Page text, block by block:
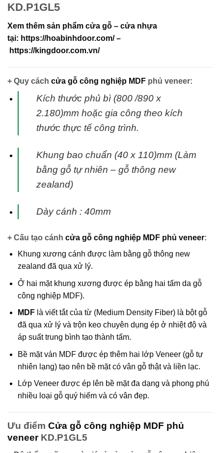
KD.P1GL5
Xem thêm sản phẩm cửa gỗ – cửa nhựa
tại: https://hoabinhdoor.com/–
https://kingdoor.com.vn/
+ Quy cách cửa gỗ công nghiệp MDF phủ veneer:
Kích thước phủ bì (800 /890 x
2.180)mm hoặc gia công theo kích
thước thực tế công trình.
Khung bao chuẩn (40 x 110)mm (Làm
bằng gỗ tự nhiên – gỗ thông new
zealand)
Dày cánh : 40mm
+ Cấu tạo cánh cửa gỗ công nghiệp MDF phủ veneer:
Khung xương cánh được làm bằng gỗ thông new
zealand đã qua xử lý.
Ở hai mặt khung xương được ép bằng hai tấm da gỗ
công nghiệp MDF).
MDFlà viết tắt của từ (Medium Density Fiber) là bột gỗ
đã qua xử lý và trộn keo chuyên dụng ép ở nhiệt độ và
áp suất trung bình tạo thành tấm.
Bề mặt ván MDF được ép thêm hai lớp Veneer (gỗ tự
nhiên lạng) tạo nên bề mặt có vân gỗ thật và liền lạc.
Lớp Veneer được ép lên bề mặt đa dạng và phong phú
nhiều loại gỗ quý hiếm và có vân đẹp.
Ưu điểm Cửa gỗ công nghiệp MDF phủ
veneerKD.P1GL5